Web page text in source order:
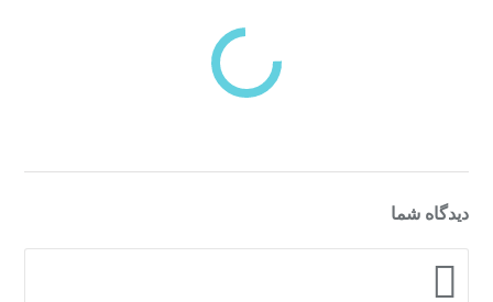
دسته‌بندی‌های منتخب برای شما
دیدگاه شما